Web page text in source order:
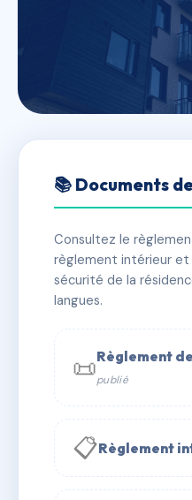
RESIDENCE
✓ Immatriculée 🏠 131
📞 Contacter Syndic
📚 Documents
Consultez le
règlement intérieur et
sécurité de la
langues.
📜Règlement
publié
📋Règlement